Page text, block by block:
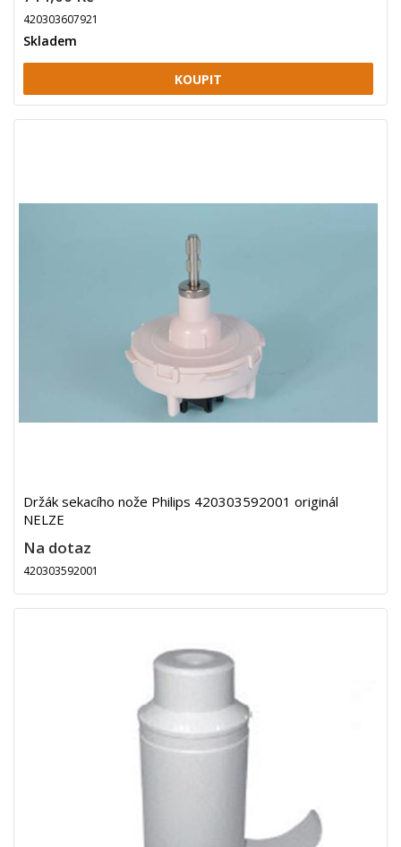
420303607921
Skladem
Držák sekacího nože Philips 420303592001 originál
NELZE
Na dotaz
420303592001